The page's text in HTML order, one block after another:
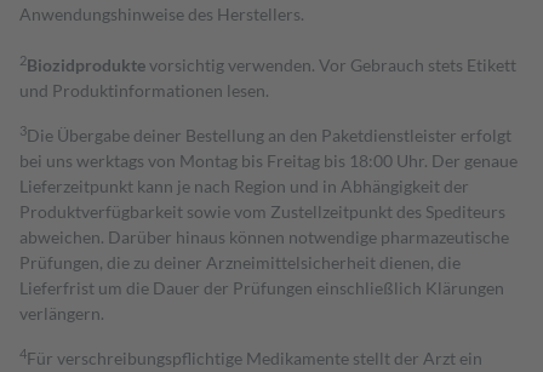
Anwendungshinweise des Herstellers.
2Biozidproduktevorsichtig verwenden. Vor Gebrauch stets Etikett
und Produktinformationen lesen.
3Die Übergabe deiner Bestellung an den Paketdienstleister erfolgt
bei uns werktags von Montag bis Freitag bis 18:00 Uhr. Der genaue
Lieferzeitpunkt kann je nach Region und in Abhängigkeit der
Produktverfügbarkeit sowie vom Zustellzeitpunkt des Spediteurs
abweichen. Darüber hinaus können notwendige pharmazeutische
Prüfungen, die zu deiner Arzneimittelsicherheit dienen, die
Lieferfrist um die Dauer der Prüfungen einschließlich Klärungen
verlängern.
4Für verschreibungspflichtige Medikamente stellt der Arzt ein